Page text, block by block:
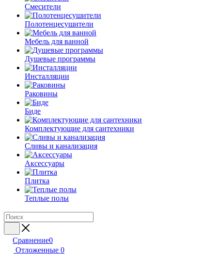
Смесители
Полотенцесушители
Мебель для ванной
Душевые программы
Инсталляции
Раковины
Биде
Комплектующие для сантехники
Сливы и канализация
Аксессуары
Плитка
Теплые полы
Сравнение0
Отложенные 0